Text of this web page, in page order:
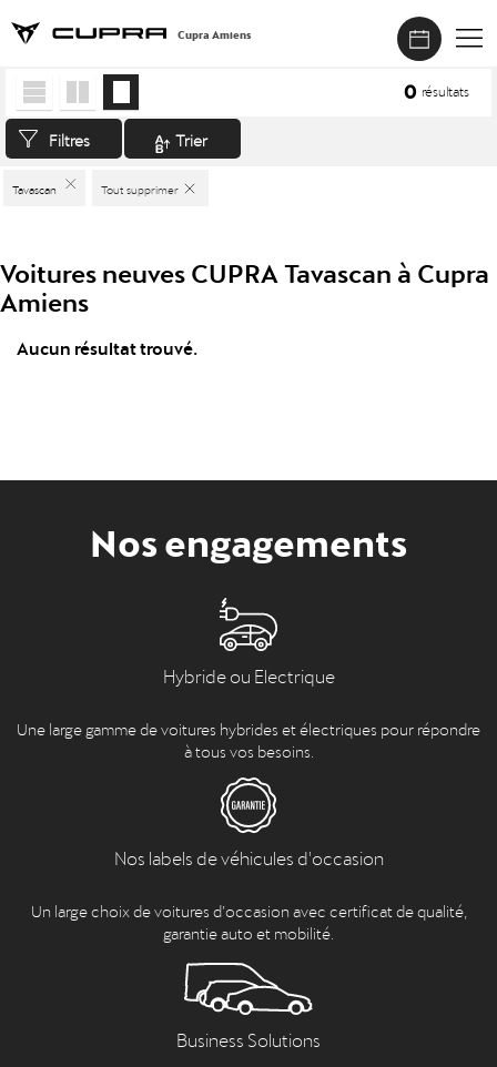
Cupra Amiens
Accueil > Véhicules neufs
Tavascan Tout supprimer
Filtres Trier
0 résultats
Voitures neuves CUPRA Tavascan à Cupra
Amiens
Aucun résultat trouvé.
Nos engagements
Hybride ou Electrique
Une large gamme de voitures hybrides et électriques pour répondre
à tous vos besoins.
Nos labels de véhicules d'occasion
Un large choix de voitures d’occasion avec certificat de qualité,
garantie auto et mobilité.
Business Solutions